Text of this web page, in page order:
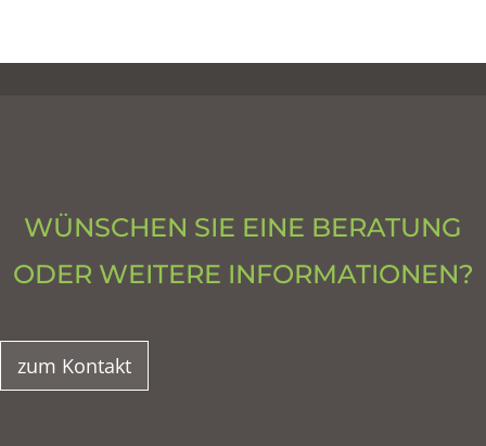
WÜNSCHEN SIE EINE BERATUNG
ODER WEITERE INFORMATIONEN?
zum Kontakt